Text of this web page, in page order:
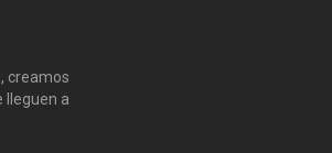
creamos
lleguen a